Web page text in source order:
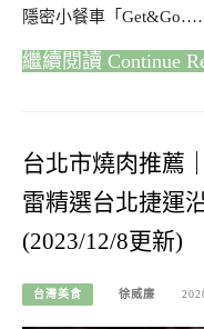
隱密小餐車「
Continue
台北市燒肉推薦
雷精選台北捷運
(2023/12/8更新)
台灣美食 徐威廉